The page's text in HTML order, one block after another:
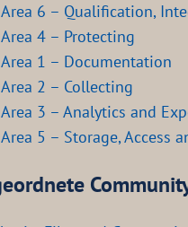
Area 6 – Qualification,
Area 4 – Protecting
Area 1 – Documentation
Area 2 – Collecting
Area 3 – Analytics and
Area 5 – Storage, Access